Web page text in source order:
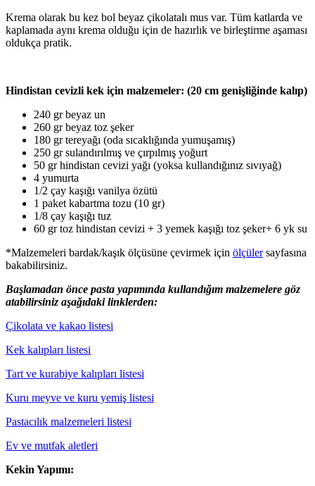
Krema olarak bu kez bol beyaz çikolatalı mus var. Tüm katlarda ve
kaplamada aynı krema olduğu için de hazırlık ve birleştirme aşaması
oldukça pratik.
Hindistan cevizli kek için malzemeler: (20 cm genişliğinde kalıp)
240 gr beyaz un
260 gr beyaz toz şeker
180 gr tereyağı (oda sıcaklığında yumuşamış)
250 gr sulandırılmış ve çırpılmış yoğurt
50 gr hindistan cevizi yağı (yoksa kullandığınız sıvıyağ)
4 yumurta
1/2 çay kaşığı vanilya özütü
1 paket kabartma tozu (10 gr)
1/8 çay kaşığı tuz
60 gr toz hindistan cevizi + 3 yemek kaşığı toz şeker+ 6 yk su
*Malzemeleri bardak/kaşık ölçüsüne çevirmek için ölçülersayfasına
bakabilirsiniz.
Başlamadan önce pasta yapımında kullandığım malzemelere göz
atabilirsiniz aşağıdaki linklerden:
Çikolata ve kakao listesi
Kek kalıpları listesi
Tart ve kurabiye kalıpları listesi
Kuru meyve ve kuru yemiş listesi
Pastacılık malzemeleri listesi
Ev ve mutfak aletleri
Kekin Yapımı: